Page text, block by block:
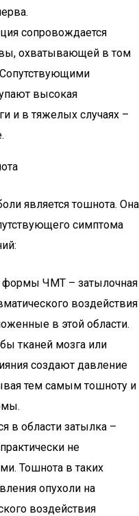
сопровождается
охватывающей в том
высокая
и в тяжелых случаях –
является тошнота. Она
симптома
формы ЧМТ – затылочная
воздействия
в этой области.
тканей мозга или
создают давление
тем самым тошноту и
в области затылка –
не
Тошнота в таких
опухоли на
воздействия